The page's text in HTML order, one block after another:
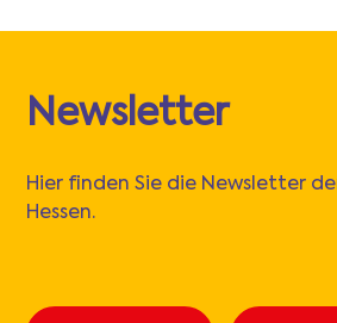
Newsletter
Hier finden Sie die Newsletter
Hessen.